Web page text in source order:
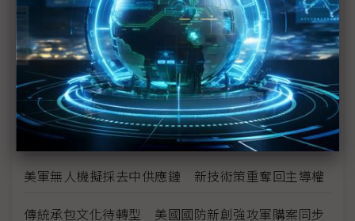
歐洲軍工需求升溫 神基看旺2026強固電腦成長動能
雲端AI太強邊緣AI難發展？ 台系晶片業者轉向非消
費領域求突破
軍用無人機快速擴散 市場規模成長率將超過全球軍
事支出
美軍無人機擬採去中供應鏈 新技術策重奪回主導權
傳統承包文化待轉型 美國國防新創強攻軍購案同步